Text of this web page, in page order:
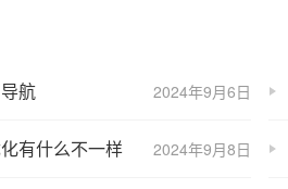
2024年9月6日
航
2024年9月8日
有什么不一样